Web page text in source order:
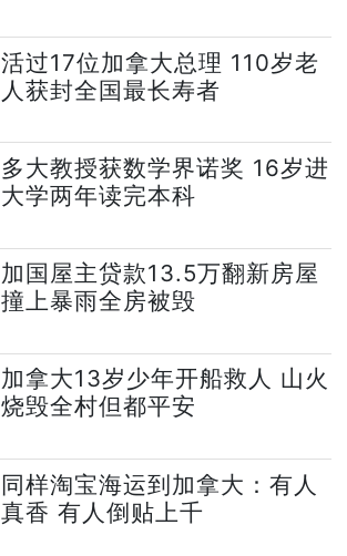
活过17位加拿大总理 110岁老
人获封全国最长寿者
多大教授获数学界诺奖 16岁进
大学两年读完本科
加国屋主贷款13.5万翻新房屋
撞上暴雨全房被毁
加拿大13岁少年开船救人 山火
烧毁全村但都平安
同样淘宝海运到加拿大：有人
真香 有人倒贴上千